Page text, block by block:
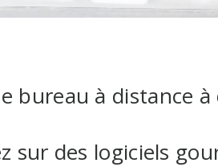
bureau à distance
sur des logiciels